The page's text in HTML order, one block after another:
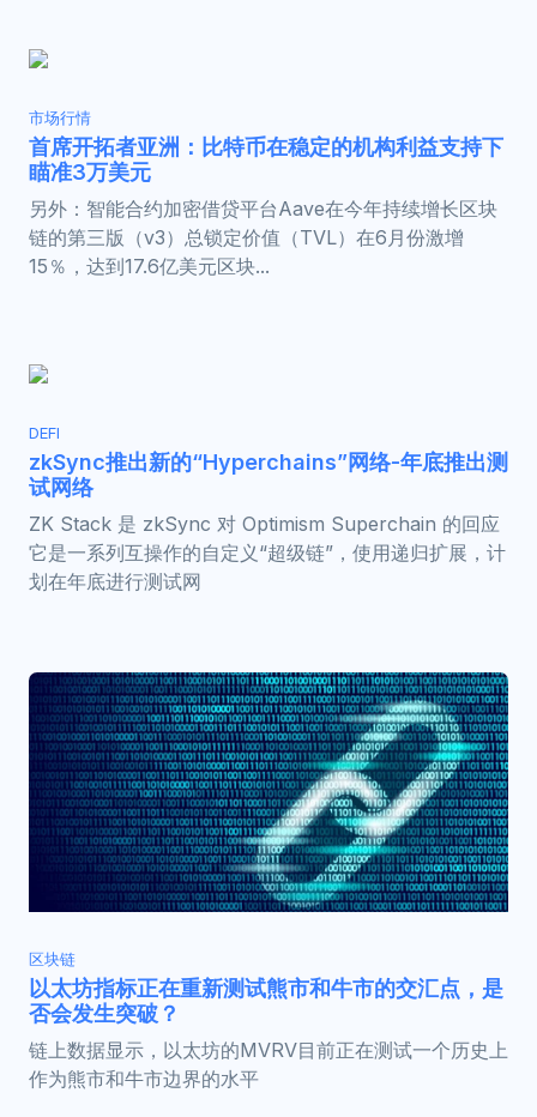
市场行情
首席开拓者亚洲：比特币在稳定的机构利益支持下
瞄准3万美元
另外：智能合约加密借贷平台Aave在今年持续增长区块
链的第三版（v3）总锁定价值（TVL）在6月份激增
15％，达到17.6亿美元区块...
DEFI
zkSync推出新的“Hyperchains”网络-年底推出测
试网络
ZK Stack 是 zkSync 对 Optimism Superchain 的回应
它是一系列互操作的自定义“超级链”，使用递归扩展，计
划在年底进行测试网
区块链
以太坊指标正在重新测试熊市和牛市的交汇点，是
否会发生突破？
链上数据显示，以太坊的MVRV目前正在测试一个历史上
作为熊市和牛市边界的水平